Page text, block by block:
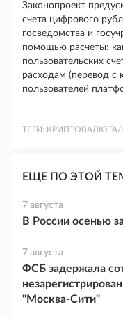
Законопроект
счета цифрового
госведомства и
помощью расчеты:
пользовательских
расходам (перевод с
пользователей
ТЕГИ: КРИПТОВАЛЮТА/
ЕЩЕ ПО ЭТОЙ
7 августа
В России осенью
7 августа
ФСБ задержала
"Москва-Сити"